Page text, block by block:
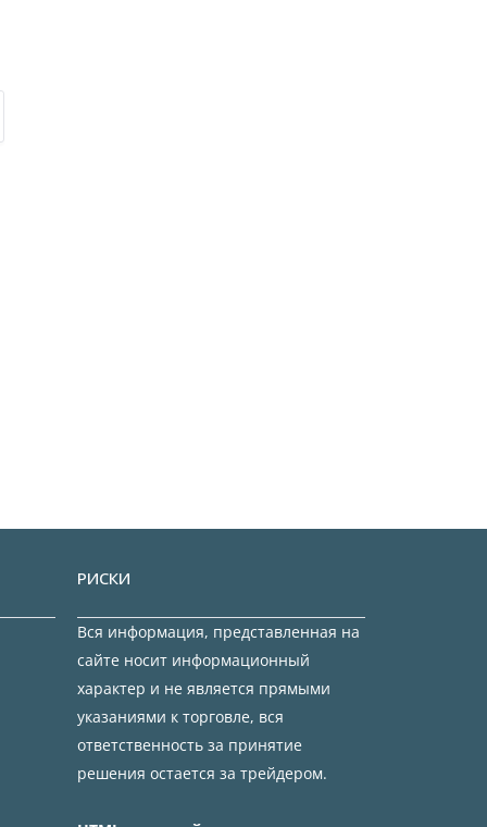
РИСКИ
Вся информация, представленная на
сайте носит информационный
характер и не является прямыми
указаниями к торговле, вся
ответственность за принятие
решения остается за трейдером.